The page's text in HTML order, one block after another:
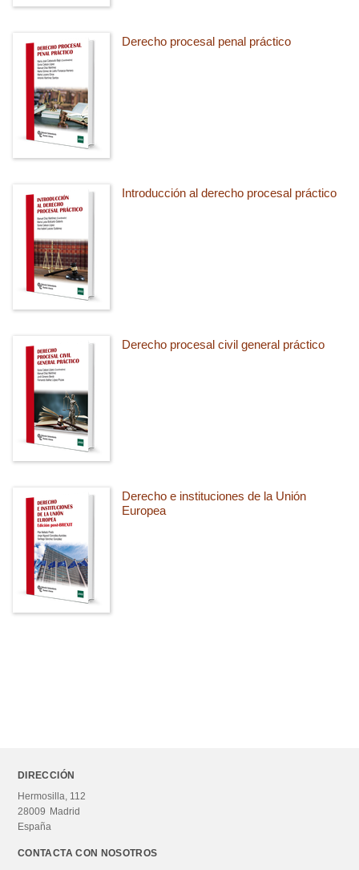
Derecho procesal penal práctico
Introducción al derecho procesal práctico
Derecho procesal civil general práctico
Derecho e instituciones de la Unión
Europea
DIRECCIÓN
Hermosilla, 112
28009 Madrid
España
CONTACTA CON NOSOTROS